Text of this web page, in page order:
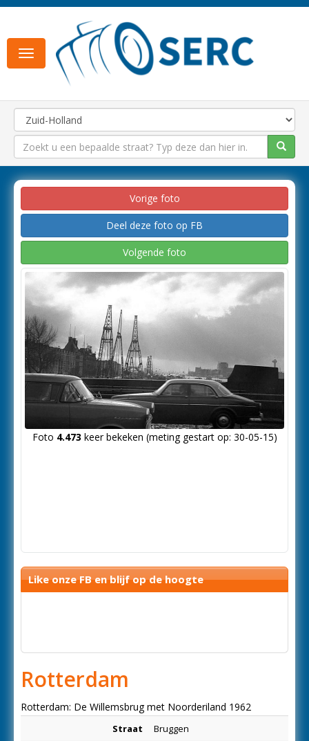
Toggle
navigation
Vorige foto
Deel deze foto op FB
Volgende foto
Foto 4.473 keer bekeken (meting gestart op: 30-05-15)
Like onze FB en blijf op de hoogte
Rotterdam
Rotterdam: De Willemsbrug met Noorderiland 1962
Straat Bruggen